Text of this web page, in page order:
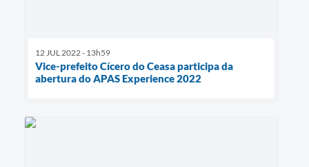
12 JUL 2022 - 13h59
Vice-prefeito Cícero do Ceasa participa da
abertura do APAS Experience 2022